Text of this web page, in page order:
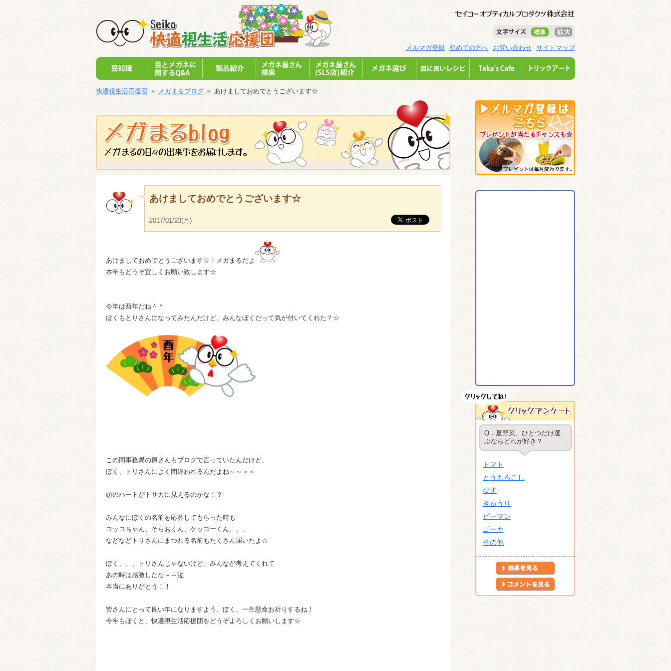
メルマガ登録 初めての方へ お問い合わせ サイトマップ
快適視生活応援団 ＞ メガまるブログ ＞ あけましておめでとうございます☆
あけましておめでとうございます☆
2017/01/23(月)
あけましておめでとうございます☆！メガまるだよ
本年もどうぞ宜しくお願い致します☆
今年は酉年だね＾＾
ぼくもとりさんになってみたんだけど、みんなぼくだって気が付いてくれた？☆
この間事務局の原さんもブログで言っていたんだけど、
ぼく、トリさんによく間違われるんだよね～～＞＜
頭のハートがトサカに見えるのかな！？
みんなにぼくの名前を応募してもらった時も
コッコちゃん、そらおくん、ケッコーくん、、、
などなどトリさんにまつわる名前もたくさん届いたよ☆
ぼく、、、トリさんじゃないけど、みんなが考えてくれて
あの時は感激したな～～泣
本当にありがとう！！
皆さんにとって良い年になりますよう、ぼく、一生懸命お祈りするね！
今年もぼくと、快適視生活応援団をどうぞよろしくお願いします☆
Q．夏野菜、ひとつだけ選
ぶならどれが好き？
トマト
とうもろこし
なす
きゅうり
ピーマン
ゴーヤ
その他